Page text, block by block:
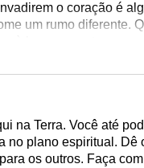
o coração é
um rumo diferente.
à luz e encontre nas
na Terra. Você até
no plano espiritual. Dê
os outros. Faça